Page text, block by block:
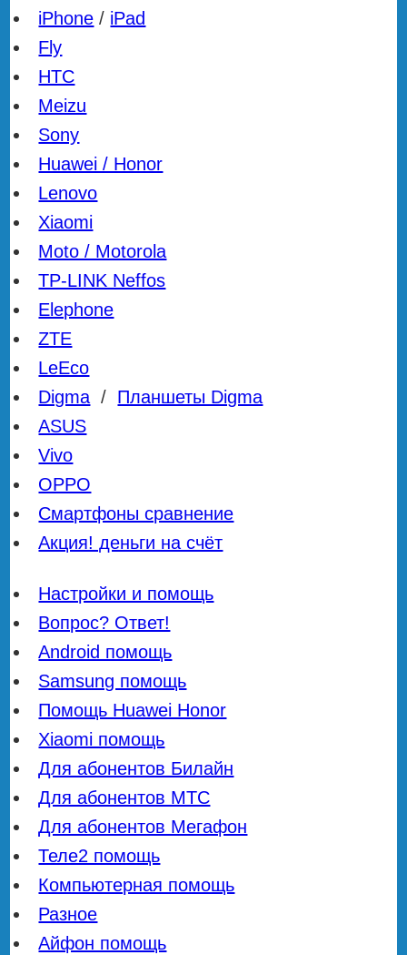
iPhone / iPad
Fly
HTC
Meizu
Sony
Huawei / Honor
Lenovo
Xiaomi
Moto / Motorola
TP-LINK Neffos
Elephone
ZTE
LeEco
Digma / Планшеты Digma
ASUS
Vivo
OPPO
Смартфоны сравнение
Акция! деньги на счёт
Настройки и помощь
Вопрос? Ответ!
Android помощь
Samsung помощь
Помощь Huawei Honor
Xiaomi помощь
Для абонентов Билайн
Для абонентов МТС
Для абонентов Мегафон
Теле2 помощь
Компьютерная помощь
Разное
Айфон помощь